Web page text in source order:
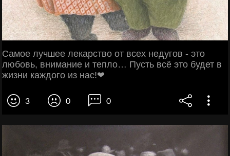
Самое лучшее лекарство от всех недугов - это
любовь, внимание и тепло… Пусть всё это будет в
жизни каждого из нас!❤
3 0 0